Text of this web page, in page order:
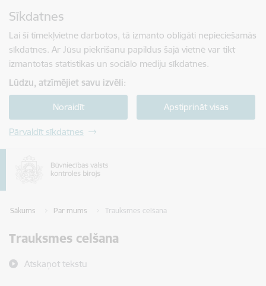
Sīkdatnes
Lai šī tīmekļvietne darbotos, tā izmanto obligāti nepieciešamās
sīkdatnes. Ar Jūsu piekrišanu papildus šajā vietnē var tikt
izmantotas statistikas un sociālo mediju sīkdatnes.
Lūdzu, atzīmējiet savu izvēli:
Noraidīt Apstiprināt visas
Pārvaldīt sīkdatnes
Sākums Par mums Trauksmes celšana
Trauksmes celšana
Atskaņot tekstu